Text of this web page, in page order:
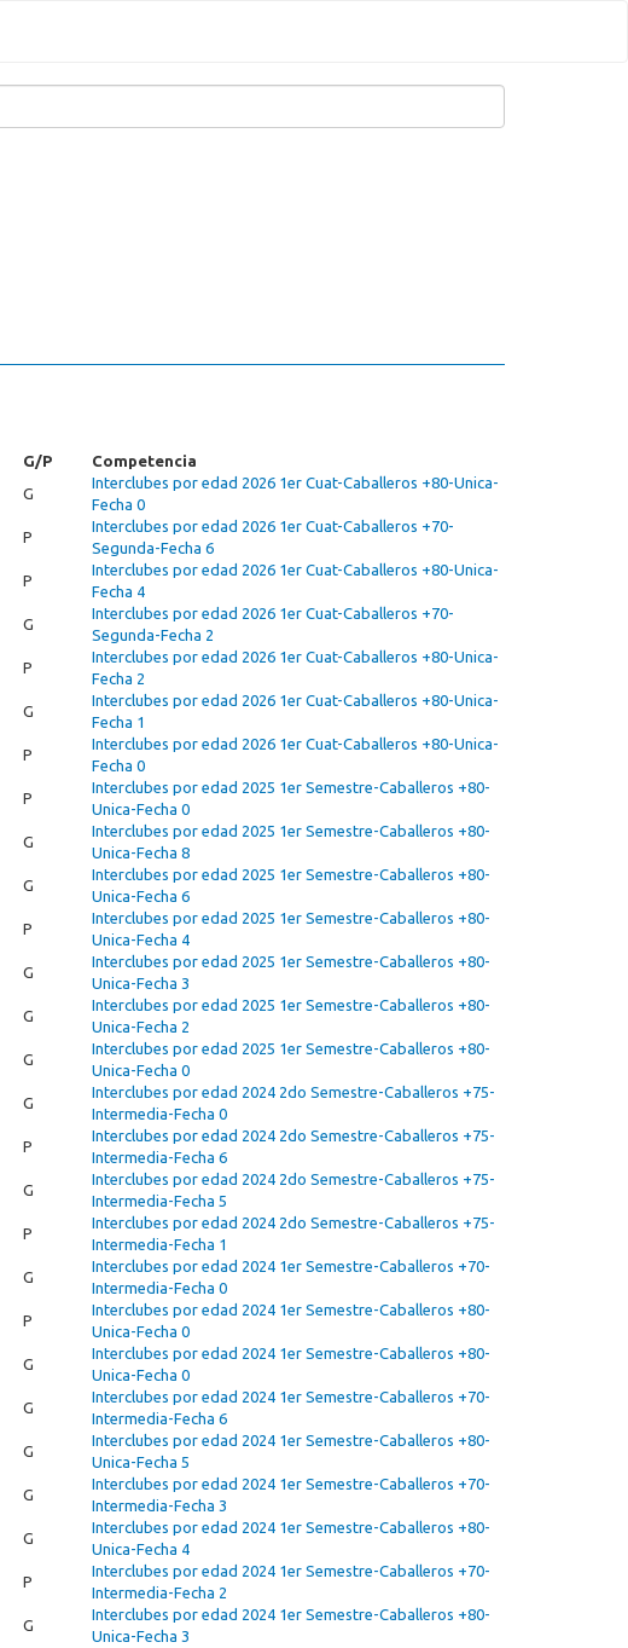
G/P
Competencia
G
Interclubes por edad 2026 1er Cuat-Caballeros +80-Unica-
Fecha 0
P
Interclubes por edad 2026 1er Cuat-Caballeros +70-
Segunda-Fecha 6
P
Interclubes por edad 2026 1er Cuat-Caballeros +80-Unica-
Fecha 4
G
Interclubes por edad 2026 1er Cuat-Caballeros +70-
Segunda-Fecha 2
P
Interclubes por edad 2026 1er Cuat-Caballeros +80-Unica-
Fecha 2
G
Interclubes por edad 2026 1er Cuat-Caballeros +80-Unica-
Fecha 1
P
Interclubes por edad 2026 1er Cuat-Caballeros +80-Unica-
Fecha 0
P
Interclubes por edad 2025 1er Semestre-Caballeros +80-
Unica-Fecha 0
G
Interclubes por edad 2025 1er Semestre-Caballeros +80-
Unica-Fecha 8
G
Interclubes por edad 2025 1er Semestre-Caballeros +80-
Unica-Fecha 6
P
Interclubes por edad 2025 1er Semestre-Caballeros +80-
Unica-Fecha 4
G
Interclubes por edad 2025 1er Semestre-Caballeros +80-
Unica-Fecha 3
G
Interclubes por edad 2025 1er Semestre-Caballeros +80-
Unica-Fecha 2
G
Interclubes por edad 2025 1er Semestre-Caballeros +80-
Unica-Fecha 0
G
Interclubes por edad 2024 2do Semestre-Caballeros +75-
Intermedia-Fecha 0
P
Interclubes por edad 2024 2do Semestre-Caballeros +75-
Intermedia-Fecha 6
G
Interclubes por edad 2024 2do Semestre-Caballeros +75-
Intermedia-Fecha 5
P
Interclubes por edad 2024 2do Semestre-Caballeros +75-
Intermedia-Fecha 1
G
Interclubes por edad 2024 1er Semestre-Caballeros +70-
Intermedia-Fecha 0
P
Interclubes por edad 2024 1er Semestre-Caballeros +80-
Unica-Fecha 0
G
Interclubes por edad 2024 1er Semestre-Caballeros +80-
Unica-Fecha 0
G
Interclubes por edad 2024 1er Semestre-Caballeros +70-
Intermedia-Fecha 6
G
Interclubes por edad 2024 1er Semestre-Caballeros +80-
Unica-Fecha 5
G
Interclubes por edad 2024 1er Semestre-Caballeros +70-
Intermedia-Fecha 3
G
Interclubes por edad 2024 1er Semestre-Caballeros +80-
Unica-Fecha 4
P
Interclubes por edad 2024 1er Semestre-Caballeros +70-
Intermedia-Fecha 2
G
Interclubes por edad 2024 1er Semestre-Caballeros +80-
Unica-Fecha 3